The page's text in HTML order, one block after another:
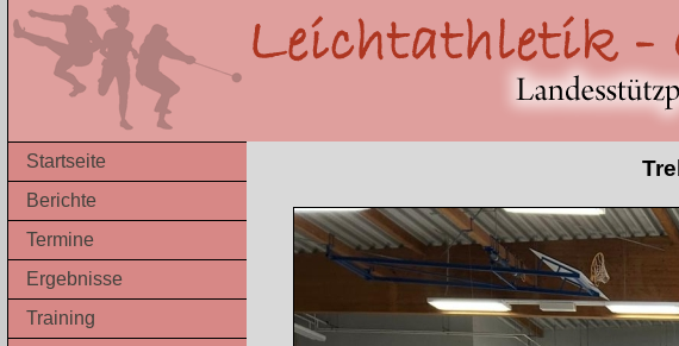
Startseite
Berichte
Termine
Ergebnisse
Training